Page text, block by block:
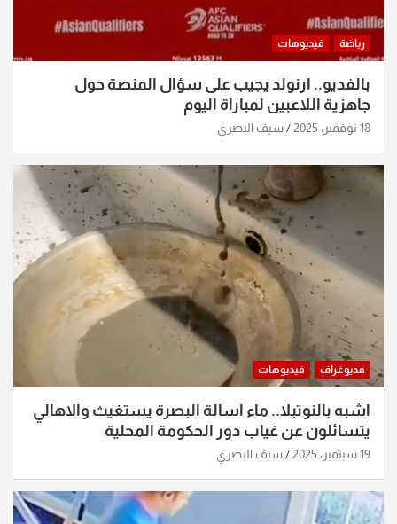
رياضة فيديوهات
بالفديو.. ارنولد يجيب على سؤال المنصة حول
جاهزية اللاعبين لمباراة اليوم
18 نوفمبر، 2025 سيف البصري
فديوغراف فيديوهات
اشبه بالنوتيلا.. ماء اسالة البصرة يستغيث والاهالي
يتسائلون عن غياب دور الحكومة المحلية
19 سبتمبر، 2025 سيف البصري